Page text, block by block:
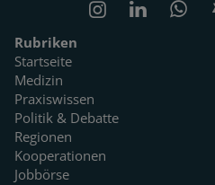
Rubriken
Startseite
Medizin
Praxiswissen
Politik & Debatte
Regionen
Kooperationen
Jobbörse